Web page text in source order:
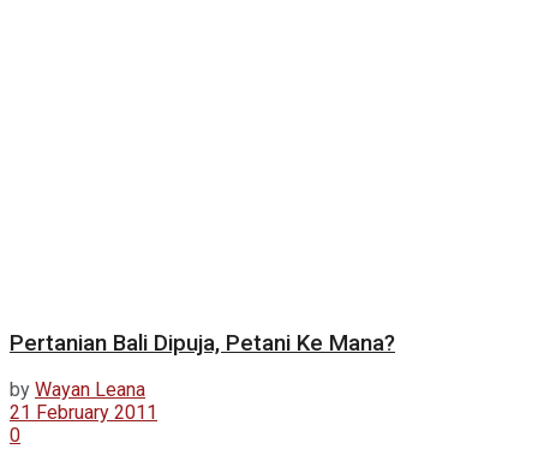
Pertanian Bali Dipuja, Petani Ke Mana?
by Wayan Leana
21 February 2011
0